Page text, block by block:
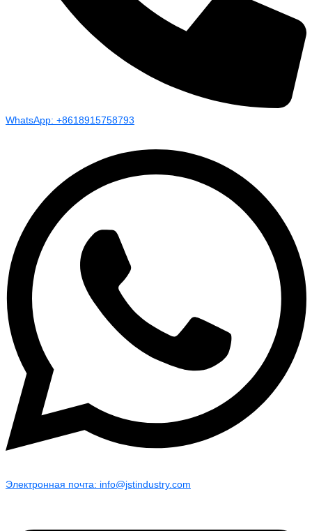
WhatsApp: +8618915758793
Электронная почта: info@jstindustry.com